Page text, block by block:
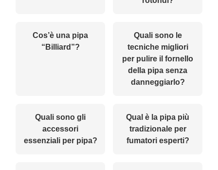
Cos’è una pipa
“Billiard”?
Quali sono le
tecniche migliori
per pulire il fornello
della pipa senza
danneggiarlo?
Quali sono gli
accessori
essenziali per pipa?
Qual è la pipa più
tradizionale per
fumatori esperti?